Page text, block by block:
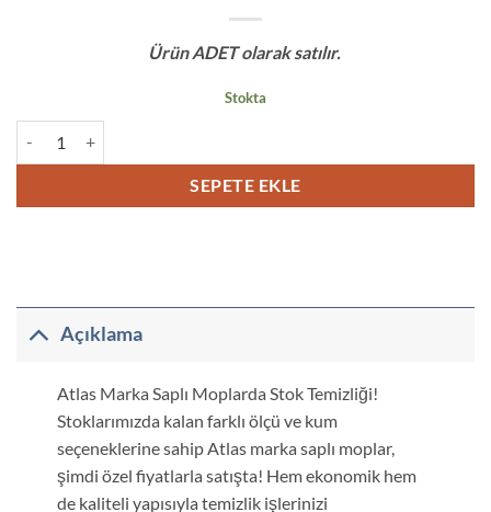
Ürün ADET olarak satılır.
Stokta
SEPETE EKLE
Açıklama
Atlas Marka Saplı Moplarda Stok Temizliği!
Stoklarımızda kalan farklı ölçü ve kum
seçeneklerine sahip Atlas marka saplı moplar,
şimdi özel fiyatlarla satışta! Hem ekonomik hem
de kaliteli yapısıyla temizlik işlerinizi